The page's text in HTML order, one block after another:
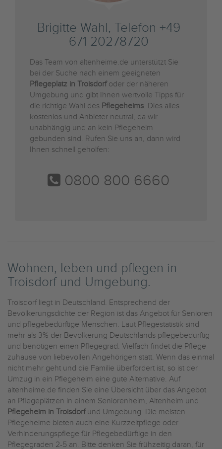
Brigitte Wahl, Telefon +49
671 20278720
Das Team von altenheime.de unterstützt Sie
bei der Suche nach einem geeigneten
Pflegeplatz in Troisdorfoder der näheren
Umgebung und gibt Ihnen wertvolle Tipps für
die richtige Wahl des Pflegeheims. Dies alles
kostenlos und Anbieter neutral, da wir
unabhängig und an kein Pflegeheim
gebunden sind. Rufen Sie uns an, dann wird
Ihnen schnell geholfen:
0800 800 6660
Wohnen, leben und pflegen in
Troisdorf und Umgebung.
Troisdorf liegt in Deutschland. Entsprechend der
Bevölkerungsdichte der Region ist das Angebot für Senioren
und pflegebedürftige Menschen. Laut Pflegestatistik sind
mehr als 3% der Bevölkerung Deutschlands pflegebedürftig
und benötigen einen Pflegegrad. Vielfach findet die Pflege
zuhause von liebevollen Angehörigen statt. Wenn das einmal
nicht mehr geht und die Familie überfordert ist, so ist der
Umzug in ein Pflegeheim eine gute Alternative. Auf
altenheime.de finden Sie eine Übersicht über das Angebot
an Pflegeplätzen in einem Seniorenheim, Altenheim und
Pflegeheim in Troisdorfund Umgebung. Die meisten
Pflegeheime bieten auch eine Kurzzeitpflege oder
Verhinderungspflege für Pflegebedürftige in den
Pflegegraden 2-5 an. Bitte denken Sie frühzeitig daran, für